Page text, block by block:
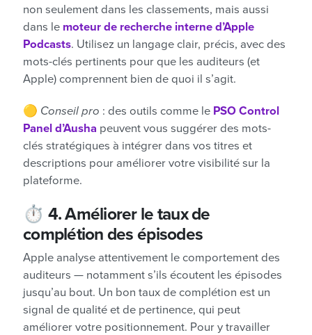
non seulement dans les classements, mais aussi
dans le moteur de recherche interne d’Apple
Podcasts. Utilisez un langage clair, précis, avec des
mots-clés pertinents pour que les auditeurs (et
Apple) comprennent bien de quoi il s’agit.
🟡 Conseil pro : des outils comme le PSO Control
Panel d’Ausha peuvent vous suggérer des mots-
clés stratégiques à intégrer dans vos titres et
descriptions pour améliorer votre visibilité sur la
plateforme.
⏱ 4. Améliorer le taux de
complétion des épisodes
Apple analyse attentivement le comportement des
auditeurs — notamment s’ils écoutent les épisodes
jusqu’au bout. Un bon taux de complétion est un
signal de qualité et de pertinence, qui peut
améliorer votre positionnement. Pour y travailler